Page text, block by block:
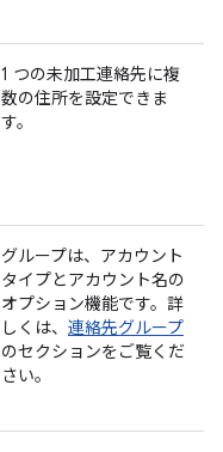
1 つの未加工連絡先に複
数の住所を設定できま
す。
グループは、アカウント
タイプとアカウント名の
オプション機能です。詳
しくは、 連絡先グループ
のセクションをご覧くだ
さい。